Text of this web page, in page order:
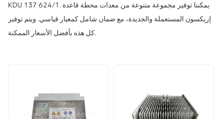
KDU 137 624/1. يمكننا توفير مجموعة متنوعة من معدات محطة قاعدة
إريكسون المستعملة والجديدة، مع ضمان شامل كمعيار قياسي. ويتم توفير
كل هذه بأفضل الأسعار الممكنة.